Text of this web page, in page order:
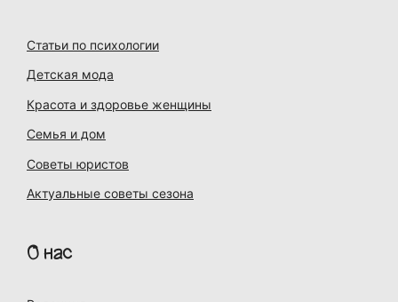
Статьи по психологии
Детская мода
Красота и здоровье женщины
Семья и дом
Советы юристов
Актуальные советы сезона
О нас